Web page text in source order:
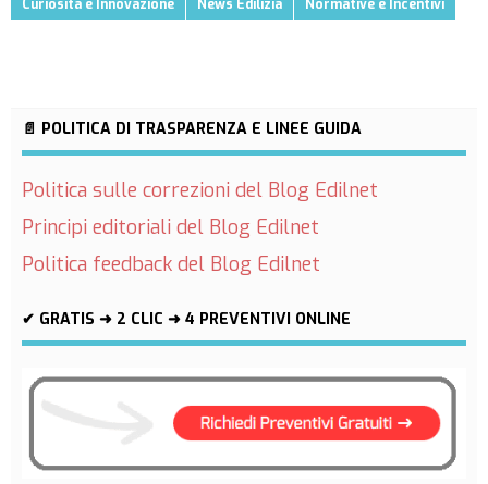
Curiosità e Innovazione News Edilizia Normative e Incentivi
📄 POLITICA DI TRASPARENZA E LINEE GUIDA
Politica sulle correzioni del Blog Edilnet
Principi editoriali del Blog Edilnet
Politica feedback del Blog Edilnet
✔ GRATIS ➜ 2 CLIC ➜ 4 PREVENTIVI ONLINE